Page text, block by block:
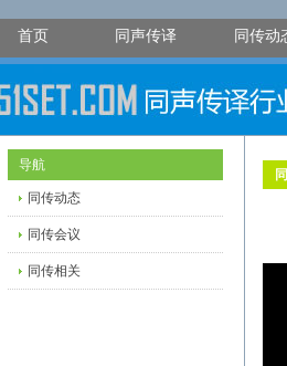
首页 同声传译 同传动
导航
同传动态
同传会议
同传相关